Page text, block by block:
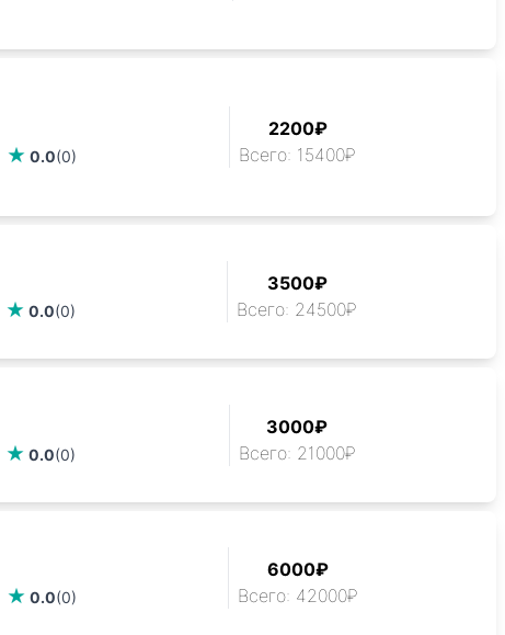
0.0(0)
2200₽
Всего: 15400₽
0.0(0)
3500₽
Всего: 24500₽
0.0(0)
3000₽
Всего: 21000₽
0.0(0)
6000₽
Всего: 42000₽